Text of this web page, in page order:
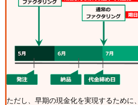
ただし、早期の現金化を実現するために、